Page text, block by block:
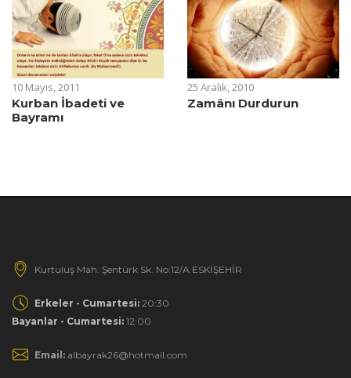
10 Mayıs, 2011
Kurban İbadeti ve
Bayramı
25 Aralık, 2010
Zamânı Durdurun
Kurtuluş Mah. Şentürk Sk. No:12/A ESKİŞEHİR
Erkeler - Cumartesi: 20:30
Bayanlar - Cumartesi: 12:00
Email: albayrak26@hotmail.com